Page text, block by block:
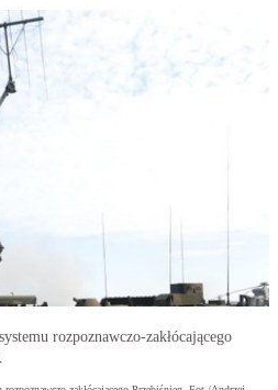
rozpoznawczo-zakłócającego